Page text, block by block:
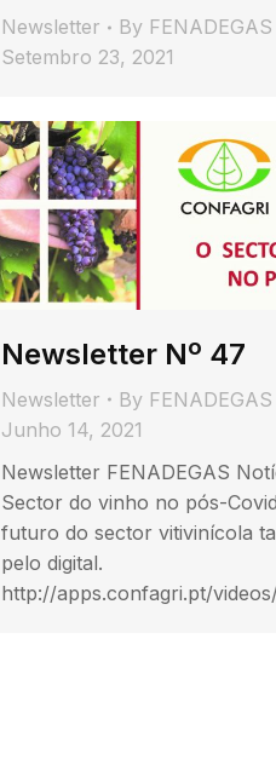
Newsletter By FENADEGAS
Setembro 23, 2021
Newsletter Nº 47
Newsletter By FENADEGAS
Junho 14, 2021
Newsletter FENADEGAS
Sector do vinho no pós-
futuro do sector vitivinícola
pelo digital.
http://apps.confagri.pt/